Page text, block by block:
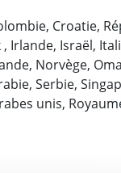
Croatie,
Irlande, Israël,
Norvège,
Serbie,
unis,